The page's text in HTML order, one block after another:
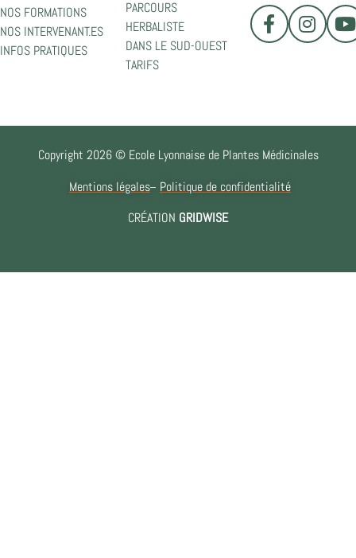
NOS FORMATIONS
NOS INTERVENANT.ES
INFOS PRATIQUES
PARCOURS
HERBALISTE
DANS LE SUD-OUEST
TARIFS
Copyright 2026 © Ecole Lyonnaise de Plantes Médicinales
Mentions légales
Politique de confidentialité
CRÉATION GRIDWISE